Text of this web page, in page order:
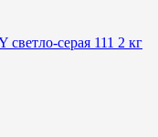
серая 111 2 кг